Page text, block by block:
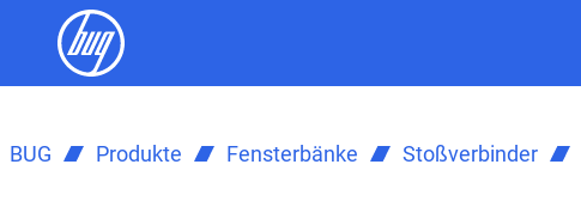
BUG Produkte Fensterbänke Stoßverbinder